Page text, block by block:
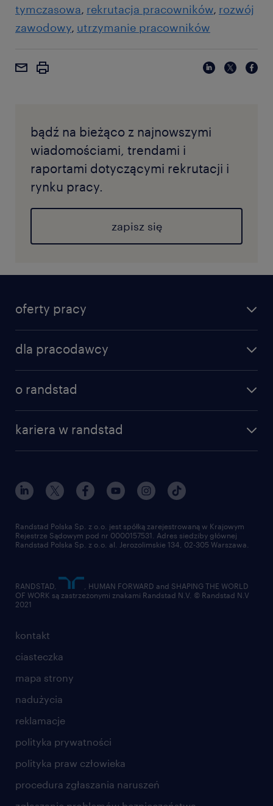
tymczasowa rekrutacja pracowników rozwój
zawodowy utrzymanie pracowników
bądź na bieżąco z najnowszymi
wiadomościami, trendami i
raportami dotyczącymi rekrutacji i
rynku pracy.
zapisz się
oferty pracy
dla pracodawcy
o randstad
kariera w randstad
kontakt
ciasteczka
mapa strony
nadużycia
reklamacje
polityka prywatności
polityka praw człowieka
procedura zgłaszania naruszeń
Randstad Polska Sp. z o.o. jest spółką zarejestrowaną w Krajowym
Rejestrze Sądowym pod nr 0000157531. Adres siedziby głównej
Randstad Polska Sp. z o.o. al. Jerozolimskie 134, 02-305 Warszawa.
RANDSTAD,
, HUMAN FORWARD and SHAPING THE WORLD
OF WORK są zastrzeżonymi znakami Randstad N.V. © Randstad N.V
2021